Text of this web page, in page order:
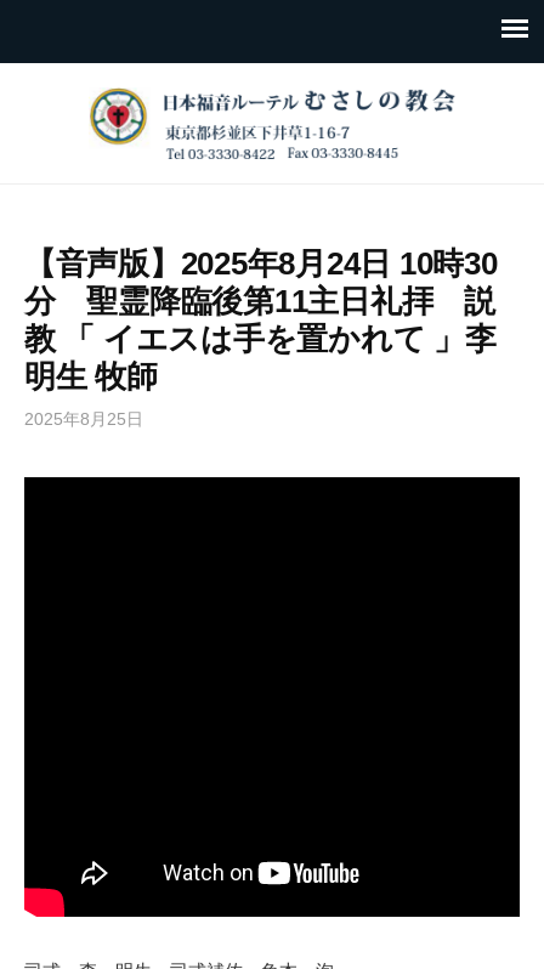
【音声版】2025年8月24日 10時30
分 聖霊降臨後第11主日礼拝 説
教 「 イエスは手を置かれて 」李
明生 牧師
2025年8月25日